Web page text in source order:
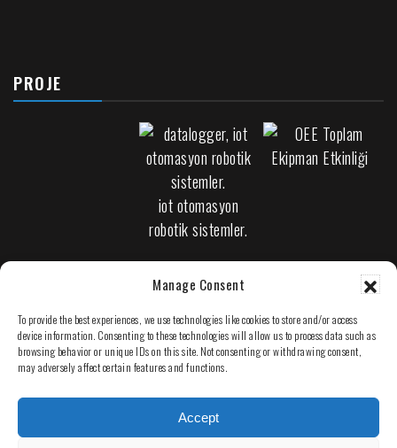
Manage Consent
To provide the best experiences, we use technologies like cookies to store and/or access
device information. Consenting to these technologies will allow us to process data such as
browsing behavior or unique IDs on this site. Not consenting or withdrawing consent,
may adversely affect certain features and functions.
Accept
PROJE
iot otomasyon
robotik sistemler.
PLC Arıza Bulma